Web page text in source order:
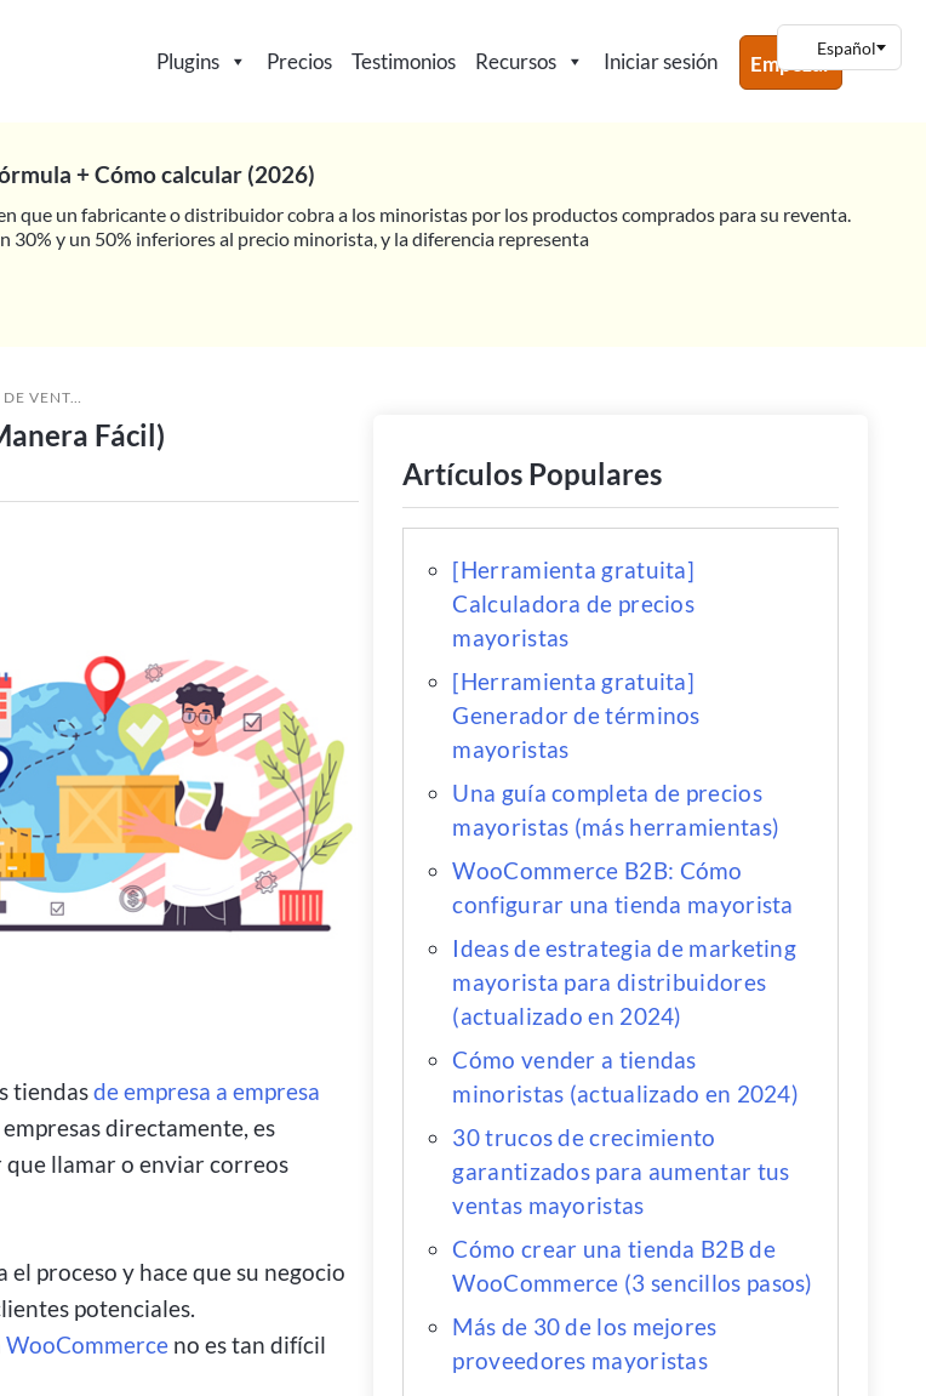
Plugins Precios Testimonios Recursos Iniciar sesión Empezar
+ Cómo calcular (2026)
que un fabricante o distribuidor cobra a los minoristas por los productos comprados para su reventa.
30% y un 50% inferiores al precio minorista, y la diferencia representa
AL POR MAYOR
Fácil)
tiendasde empresa a empresa
directamente, es
llamar o enviar correos
proceso y hace que su negocio
potenciales.
WooCommerce no es tan difícil
Artículos Populares
[Herramienta gratuita]
Calculadora de precios
mayoristas
[Herramienta gratuita]
Generador de términos
mayoristas
Una guía completa de precios
mayoristas (más herramientas)
WooCommerce B2B: Cómo
configurar una tienda mayorista
Ideas de estrategia de marketing
mayorista para distribuidores
(actualizado en 2024)
Cómo vender a tiendas
minoristas (actualizado en 2024)
30 trucos de crecimiento
garantizados para aumentar tus
ventas mayoristas
Cómo crear una tienda B2B de
WooCommerce (3 sencillos pasos)
Más de 30 de los mejores
proveedores mayoristas